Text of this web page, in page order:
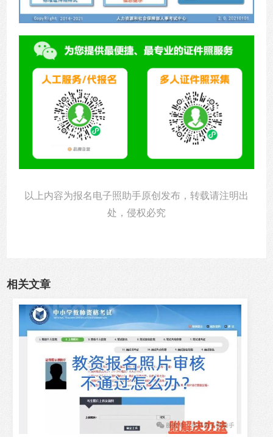
以上内容为报名电子照助手原创发布，转载请注明出
处，侵权必究
相关文章